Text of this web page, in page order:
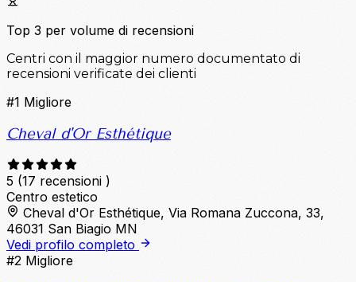
Top 3 per volume di recensioni
Centri con il maggior numero documentato di
recensioni verificate dei clienti
#1 Migliore
Cheval d'Or Esthétique
5 (17 recensioni )
Centro estetico
Cheval d'Or Esthétique, Via Romana Zuccona, 33,
46031 San Biagio MN
Vedi profilo completo
#2 Migliore